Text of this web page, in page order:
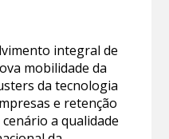
integral de
mobilidade da
da tecnologia
e retenção
a qualidade